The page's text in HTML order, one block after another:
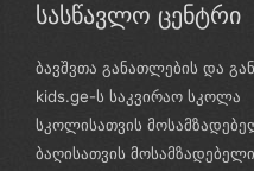
სასწავლო ცენტრი
ბავშვთა განათლების და
kids.ge-ს საკვირაო სკოლა
სკოლისათვის
ბაღისათვის მოსამზადებელი